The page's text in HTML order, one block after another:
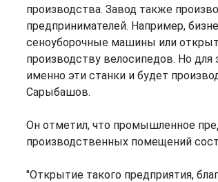
производства. Завод также
предпринимателей. Например,
сеноуборочные машины или
производству велосипедов. Но
именно эти станки и будет
Сарыбашов.
Он отметил, что промышленное
производственных помещений
"Открытие такого предприятия,